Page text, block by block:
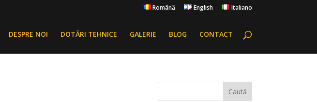
Română English Italiano
DESPRE NOI DOTĂRI TEHNICE GALERIE BLOG CONTACT